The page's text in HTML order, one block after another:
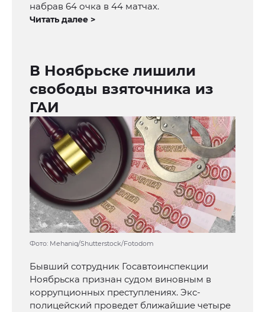
набрав 64 очка в 44 матчах.
Читать далее >
В Ноябрьске лишили
свободы взяточника из
ГАИ
Фото: Mehaniq/Shutterstock/Fotodom
Бывший сотрудник Госавтоинспекции
Ноябрьска признан судом виновным в
коррупционных преступлениях. Экс-
полицейский проведет ближайшие четыре